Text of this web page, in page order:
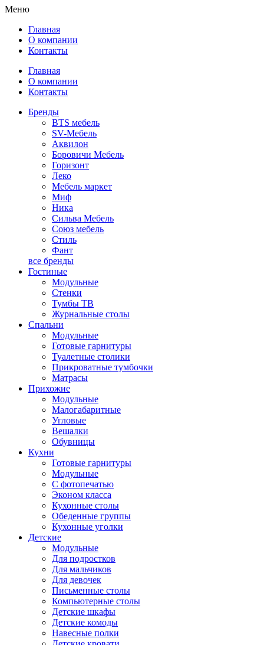
Меню
Главная
О компании
Контакты
Главная
О компании
Контакты
Бренды
BTS мебель
SV-Мебель
Аквилон
Боровичи Мебель
Горизонт
Леко
Мебель маркет
Миф
Ника
Сильва Мебель
Союз мебель
Стиль
Фант
все бренды
Гостиные
Модульные
Стенки
Тумбы ТВ
Журнальные столы
Спальни
Модульные
Готовые гарнитуры
Туалетные столики
Прикроватные тумбочки
Матрасы
Прихожие
Модульные
Малогабаритные
Угловые
Вешалки
Обувницы
Кухни
Готовые гарнитуры
Модульные
С фотопечатью
Эконом класса
Кухонные столы
Обеденные группы
Кухонные уголки
Детские
Модульные
Для подростков
Для мальчиков
Для девочек
Письменные столы
Компьютерные столы
Детские шкафы
Детские комоды
Навесные полки